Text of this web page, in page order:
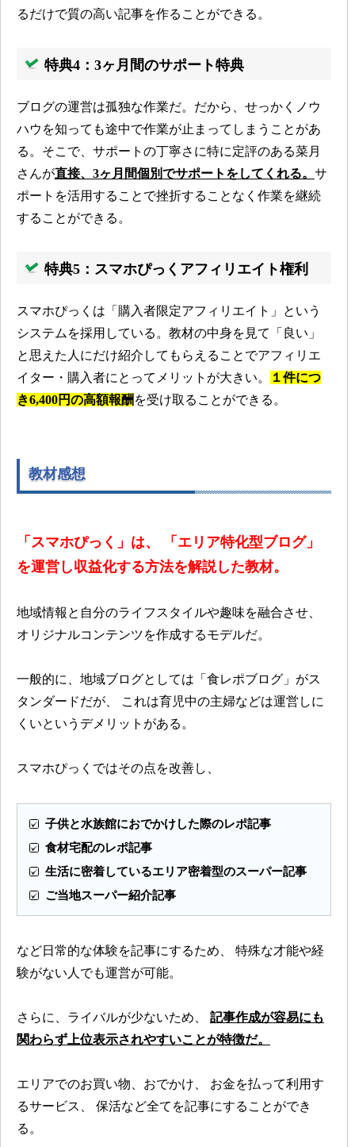
るだけで質の高い記事を作ることができる。
特典4：3ヶ月間のサポート特典
ブログの運営は孤独な作業だ。だから、せっかくノウ
ハウを知っても途中で作業が止まってしまうことがあ
る。そこで、サポートの丁寧さに特に定評のある菜月
さんが直接、3ヶ月間個別でサポートをしてくれる。 サ
ポートを活用することで挫折することなく作業を継続
することができる。
特典5：スマホぴっくアフィリエイト権利
スマホぴっくは「購入者限定アフィリエイト」という
システムを採用している。教材の中身を見て「良い」
と思えた人にだけ紹介してもらえることでアフィリエ
イター・購入者にとってメリットが大きい。
１件につ
き6,400円の高額報酬 を受け取ることができる。
教材感想
「スマホぴっく」は、
「エリア特化型ブログ」
を運営し収益化する方法を解説した教材。
地域情報と自分のライフスタイルや趣味を融合させ、
オリジナルコンテンツを作成するモデルだ。
一般的に、地域ブログとしては「食レポブログ」がス
タンダードだが、
これは育児中の主婦などは運営しに
くいというデメリットがある。
スマホぴっくではその点を改善し、
子供と水族館におでかけした際のレポ記事
食材宅配のレポ記事
生活に密着しているエリア密着型のスーパー記事
ご当地スーパー紹介記事
など日常的な体験を記事にするため、
特殊な才能や経
験がない人でも運営が可能。
さらに、ライバルが少ないため、
記事作成が容易にも
関わらず上位表示されやすいことが特徴だ。
エリアでのお買い物、おでかけ、
お金を払って利用す
るサービス、
保活など全てを記事にすることができ
る。